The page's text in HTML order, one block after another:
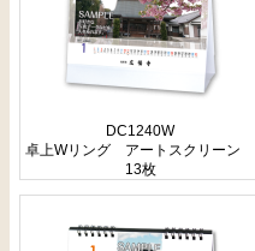
DC1240W
卓上Wリング アートスクリーン
13枚